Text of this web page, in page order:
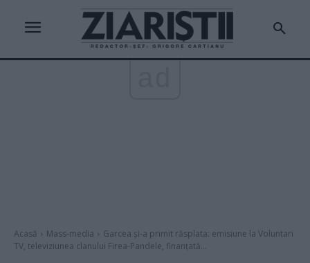
Acasă Mass-media
Garcea și-a primit răsplata: emisiune la Voluntari
TV, televiziunea clanului Firea-Pandele, finanțată...